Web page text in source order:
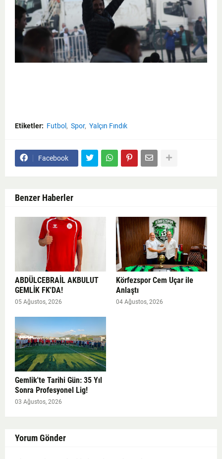
Etiketler: Futbol Spor Yalçın Fındık
Facebook
Benzer Haberler
ABDÜLCEBRAİL AKBULUT
GEMLİK FK'DA!
05 Ağustos, 2026
Körfezspor Cem Uçar ile
Anlaştı
04 Ağustos, 2026
Gemlik'te Tarihi Gün: 35 Yıl
Sonra Profesyonel Lig!
03 Ağustos, 2026
Yorum Gönder